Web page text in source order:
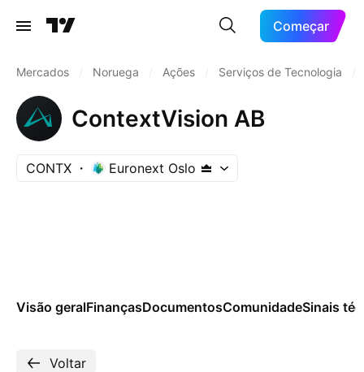
Começar
Mercados Noruega Ações Serviços de Tecnologia
ContextVision AB
CONTX Euronext Oslo
Visão geralFinançasDocumentosComunidadeSinais
Voltar